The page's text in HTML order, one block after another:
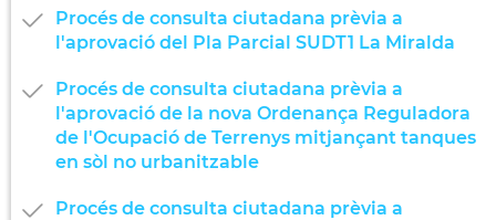
Procés de consulta ciutadana prèvia a
l'aprovació del Pla Parcial SUDT1 La Miralda
Procés de consulta ciutadana prèvia a
l'aprovació de la nova Ordenança Reguladora
de l'Ocupació de Terrenys mitjançant tanques
en sòl no urbanitzable
Procés de consulta ciutadana prèvia a